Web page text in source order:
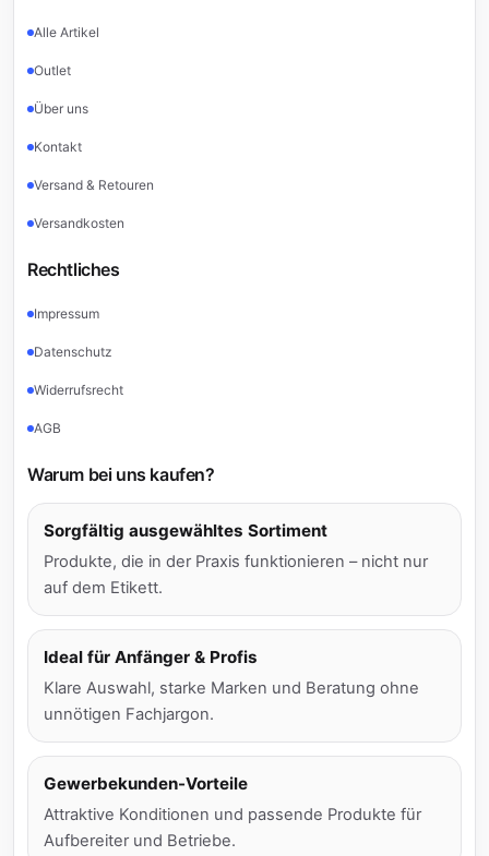
Alle Artikel
Outlet
Über uns
Kontakt
Versand & Retouren
Versandkosten
Rechtliches
Impressum
Datenschutz
Widerrufsrecht
AGB
Warum bei uns kaufen?
Sorgfältig ausgewähltes Sortiment
Produkte, die in der Praxis funktionieren – nicht nur
auf dem Etikett.
Ideal für Anfänger & Profis
Klare Auswahl, starke Marken und Beratung ohne
unnötigen Fachjargon.
Gewerbekunden-Vorteile
Attraktive Konditionen und passende Produkte für
Aufbereiter und Betriebe.